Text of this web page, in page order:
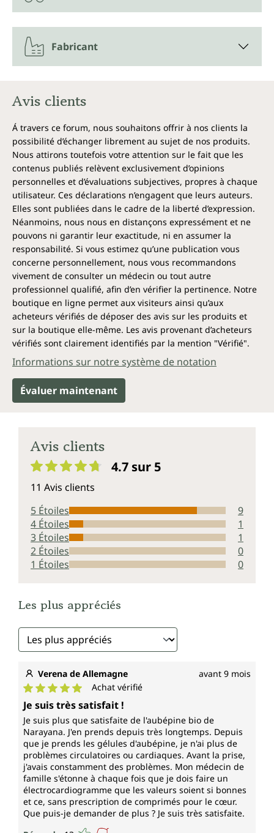
Fabricant
Avis clients
Á travers ce forum, nous souhaitons offrir à nos clients la
possibilité d’échanger librement au sujet de nos produits.
Nous attirons toutefois votre attention sur le fait que les
contenus publiés relèvent exclusivement d’opinions
personnelles et d’évaluations subjectives, propres à chaque
utilisateur. Ces déclarations n’engagent que leurs auteurs.
Elles sont publiées dans le cadre de la liberté d’expression.
Néanmoins, nous nous en distançons expressément et ne
pouvons ni garantir leur exactitude, ni en assumer la
responsabilité. Si vous estimez qu’une publication vous
concerne personnellement, nous vous recommandons
vivement de consulter un médecin ou tout autre
professionnel qualifié, afin d’en vérifier la pertinence. Notre
boutique en ligne permet aux visiteurs ainsi qu’aux
acheteurs vérifiés de déposer des avis sur les produits et
sur la boutique elle-même. Les avis provenant d’acheteurs
vérifiés sont clairement identifiés par la mention "Vérifié".
Informations sur notre système de notation
Évaluer maintenant
Avis clients
4.7 sur 5
11 Avis clients
5 Étoiles
9
4 Étoiles
1
3 Étoiles
1
2 Étoiles
0
1 Étoiles
0
Les plus appréciés
Verena de Allemagne avant 9 mois
Note moyenne de 5 sur 5 étoiles
Achat vérifié
Je suis très satisfait !
Je suis plus que satisfaite de l'aubépine bio de
Narayana. J'en prends depuis très longtemps. Depuis
que je prends les gélules d'aubépine, je n'ai plus de
problèmes circulatoires ou cardiaques. Avant la prise,
j'avais constamment des problèmes. Mon médecin de
famille s'étonne à chaque fois que je dois faire un
électrocardiogramme que les valeurs soient si bonnes
et ce, sans prescription de comprimés pour le cœur.
Que puis-je demander de plus ? Je suis très satisfaite.